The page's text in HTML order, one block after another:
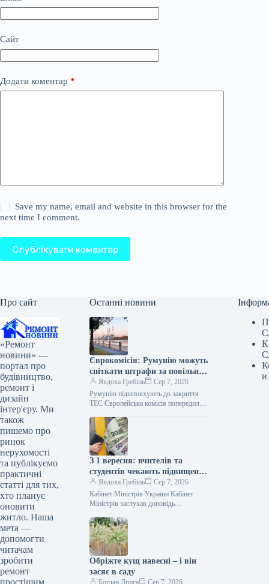
Сайт
Додати коментар *
Save my name, email and website in this browser for the
next time I comment.
Опублікувати коментар
Про сайт
«Ремонт
новини» —
портал про
будівництво,
ремонт і
дизайн
інтер'єру. Ми
також
пишемо про
ринок
нерухомості
та публікуємо
практичні
статті для тих,
хто планує
оновити
житло. Наша
мета —
допомогти
читачам
зробити
ремонт
простішим.
Останні новини
Єврокомісія: Румунію можуть
спіткати штрафи за повільне
закриття ТЕС
Явдоха Гребінь
Сер 7, 2026
Румунію підштовхують до закриття
ТЕС Європейська комісія попередила
наслідки через зміну графіка
виведення з експлуатації вугільних
З 1 вересня: вчителів та
студентів чекають підвищені
виплати
Явдоха Гребінь
Сер 7, 2026
Кабінет Міністрів України Кабінет
Міністрів заслухав доповідь
готовності закладів освіти до нового
навчального року. За…
Обріжте кущ навесні – і він
засяє в саду
Богдан Дрига Сер 7, 2026
и